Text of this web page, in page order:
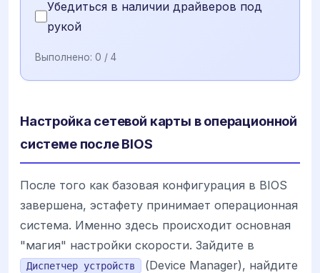
Убедиться в наличии драйверов под
рукой
Выполнено: 0 / 4
Настройка сетевой карты в операционной
системе после BIOS
После того как базовая конфигурация в BIOS
завершена, эстафету принимает операционная
система. Именно здесь происходит основная
"магия" настройки скорости. Зайдите в
Диспетчер устройств
(Device Manager), найдите